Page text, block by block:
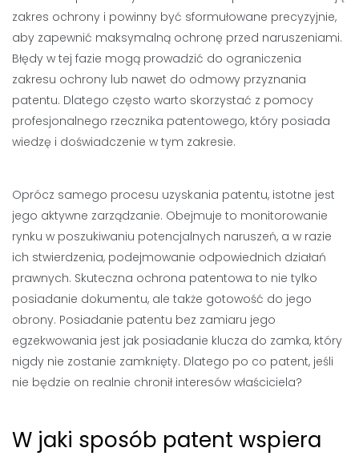
zakres ochrony i powinny być sformułowane precyzyjnie,
aby zapewnić maksymalną ochronę przed naruszeniami.
Błędy w tej fazie mogą prowadzić do ograniczenia
zakresu ochrony lub nawet do odmowy przyznania
patentu. Dlatego często warto skorzystać z pomocy
profesjonalnego rzecznika patentowego, który posiada
wiedzę i doświadczenie w tym zakresie.
Oprócz samego procesu uzyskania patentu, istotne jest
jego aktywne zarządzanie. Obejmuje to monitorowanie
rynku w poszukiwaniu potencjalnych naruszeń, a w razie
ich stwierdzenia, podejmowanie odpowiednich działań
prawnych. Skuteczna ochrona patentowa to nie tylko
posiadanie dokumentu, ale także gotowość do jego
obrony. Posiadanie patentu bez zamiaru jego
egzekwowania jest jak posiadanie klucza do zamka, który
nigdy nie zostanie zamknięty. Dlatego po co patent, jeśli
nie będzie on realnie chronił interesów właściciela?
W jaki sposób patent wspiera